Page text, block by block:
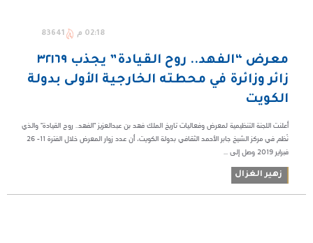
02:18 م 83641
معرض “الفهد.. روح القيادة” يجذب ٣٢١٦٩
زائر وزائرة في محطته الخارجية الأولى بدولة
الكويت
أعلنت اللجنة التنظيمية لمعرض وفعاليات تاريخ الملك فهد بن عبدالعزيز "الفهد.. روح القيادة" والذي
نُظم في مركز الشيخ جابر الأحمد الثقافي بدولة الكويت، أن عدد زوار المعرض خلال الفترة ١١- ٢٦
فبراير ٢٠١٩ وصل إلى ...
زهير الغزال